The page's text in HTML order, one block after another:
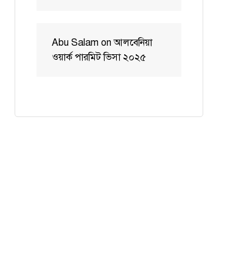
Abu Salam onআলবেনিয়া
ওয়ার্ক পারমিট ভিসা ২০২৫